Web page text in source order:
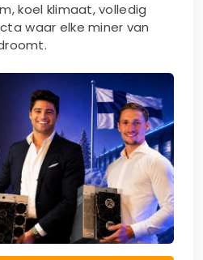
koel klimaat, volledig
waar elke miner van